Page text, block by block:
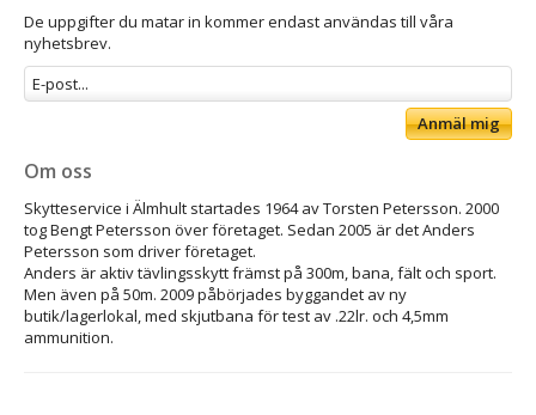
De uppgifter du matar in kommer endast användas till våra
nyhetsbrev.
Anmäl mig
Om oss
Skytteservice i Älmhult startades 1964 av Torsten Petersson. 2000
tog Bengt Petersson över företaget. Sedan 2005 är det Anders
Petersson som driver företaget.
Anders är aktiv tävlingsskytt främst på 300m, bana, fält och sport.
Men även på 50m. 2009 påbörjades byggandet av ny
butik/lagerlokal, med skjutbana för test av .22lr. och 4,5mm
ammunition.